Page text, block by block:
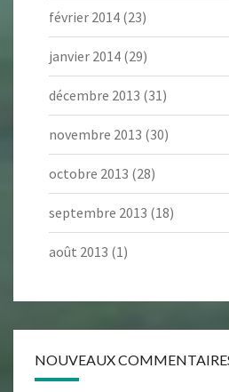
février 2014 (23)
janvier 2014 (29)
décembre 2013 (31)
novembre 2013 (30)
octobre 2013 (28)
septembre 2013 (18)
août 2013 (1)
NOUVEAUX